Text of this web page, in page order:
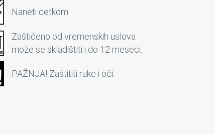
Naneti cetkom
Zaštićeno od vremenskih uslova
može se skladištiti i do 12 meseci.
PAŽNJA! Zaštititi ruke i oči.